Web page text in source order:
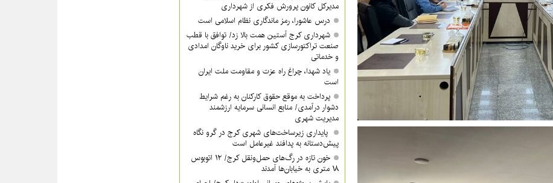
مدیرکل کانون پرورش فکری از شهرداری
درس عاشورا، رمز ماندگاری نظام اسلامی است
شهرداری کرج آستین همت بالا زد/ توافق با قطب
صنعت تراکتورسازی کشور برای خرید ناوگان امدادی
و خدماتی
یاد شهدا، چراغ راه عزت و مقاومت ملت ایران
است
پرداخت به موقع حقوق کارکنان به رغم شرایط
دشوار درآمدی/ منابع انسانی سرمایه ارزشمند
مدیریت شهری
پایداری زیرساخت‌های شهری کرج در گرو نگاه
پیش‌دستانه به پدافند غیرعامل است
خون تازه در رگ‌های حمل‌ونقل کرج/ ۱۲ اتوبوس
۱۸ متری به خیابان‌ها آمدند